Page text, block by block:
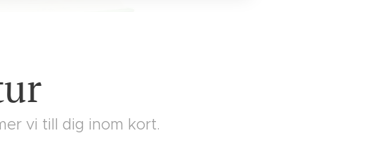
vi till dig inom kort.